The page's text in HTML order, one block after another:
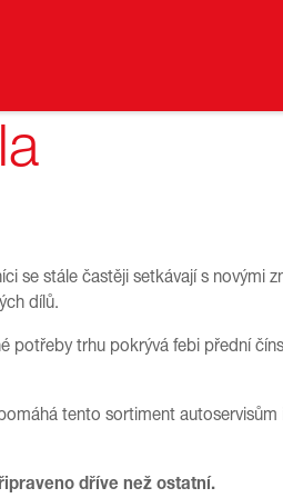
se stále častěji setkávají s novými
dílů.
potřeby trhu pokrývá febi přední
tento sortiment autoservisům
dříve než ostatní.